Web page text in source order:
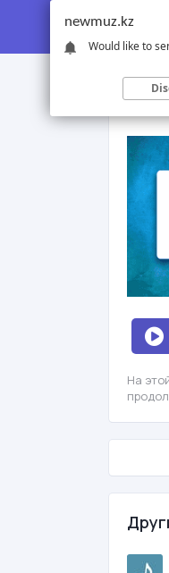
На
newmuz.kz
Would like to